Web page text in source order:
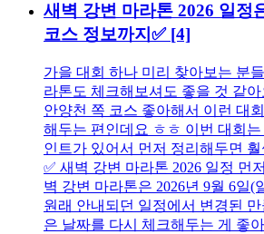
새벽 강변 마라톤 2026 일정
코스 정보까지✅ [4]
가을 대회 하나 미리 찾아보는 분
라톤도 체크해보셔도 좋을 것 같
안양천 쪽 코스 좋아해서 이런 대
해두는 편인데요 ㅎㅎ 이번 대회
인트가 있어서 먼저 정리해두면
✅ 새벽 강변 마라톤 2026 일정 먼
벽 강변 마라톤은 2026년 9월 6일(
원래 안내되던 일정에서 변경된
은 날짜를 다시 체크해두는 게 좋